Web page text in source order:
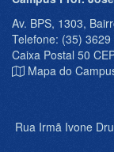
Av. BPS, 1303,
Telefone: (35)
Caixa Postal 50
Mapa do
Rua Irmã Ivone